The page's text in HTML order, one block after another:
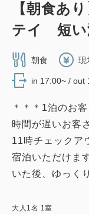
残り 1 室
【朝食あ
テイ 短い
朝食 現
in 17:00~ / out
＊＊＊1泊のお
時間が遅いお客
11時チェックア
宿泊いただけま
いた後、ゆっく
大人 1名 1室